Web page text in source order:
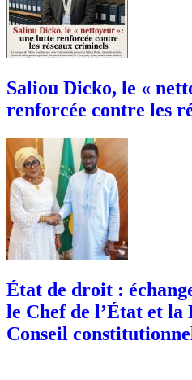
Saliou Dicko, le «
renforcée contre les
État de droit :
le Chef de l’État et la
Conseil